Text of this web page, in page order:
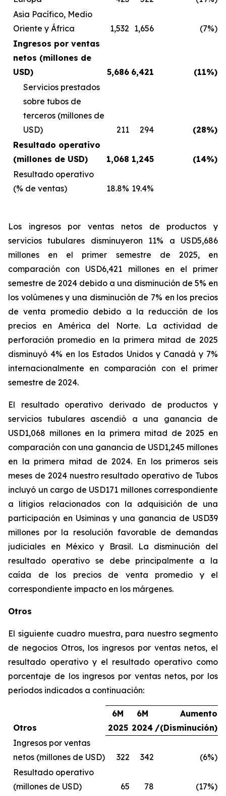
Asia Pacífico, Medio
Oriente y África
1,532 1,656
(7%)
Ingresos por ventas
netos (millones de
USD)
5,686 6,421
(11%)
Servicios prestados
sobre tubos de
terceros (millones de
USD)
211 294
(28%)
Resultado operativo
(millones de USD)
1,068 1,245
(14%)
Resultado operativo
(% de ventas)
18.8% 19.4%
Los ingresos por ventas netos de productos y
servicios tubulares disminuyeron 11% a USD5,686
millones en el primer semestre de 2025, en
comparación con USD6,421 millones en el primer
semestre de 2024 debido a una disminución de 5% en
los volúmenes y una disminución de 7% en los precios
de venta promedio debido a la reducción de los
precios en América del Norte. La actividad de
perforación promedio en la primera mitad de 2025
disminuyó 4% en los Estados Unidos y Canadá y 7%
internacionalmente en comparación con el primer
semestre de 2024.
El resultado operativo derivado de productos y
servicios tubulares ascendió a una ganancia de
USD1,068 millones en la primera mitad de 2025 en
comparación con una ganancia de USD1,245 millones
en la primera mitad de 2024. En los primeros seis
meses de 2024 nuestro resultado operativo de Tubos
incluyó un cargo de USD171 millones correspondiente
a litigios relacionados con la adquisición de una
participación en Usiminas y una ganancia de USD39
millones por la resolución favorable de demandas
judiciales en México y Brasil. La disminución del
resultado operativo se debe principalmente a la
caída de los precios de venta promedio y el
correspondiente impacto en los márgenes.
Otros
El siguiente cuadro muestra, para nuestro segmento
de negocios Otros, los ingresos por ventas netos, el
resultado operativo y el resultado operativo como
porcentaje de los ingresos por ventas netos, por los
períodos indicados a continuación:
Otros
6M
2025
6M
2024
Aumento
/(Disminución)
Ingresos por ventas
netos (millones de USD)
322 342
(6%)
Resultado operativo
(millones de USD)
65 78
(17%)